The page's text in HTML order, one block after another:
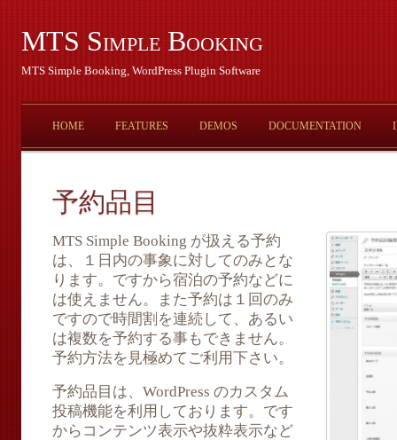
MTS Simple Booking
MTS Simple Booking, WordPress Plugin Software
HOME FEATURES DEMOS DOCUMENTATION
予約品目
MTS Simple Booking が扱える予約
は、１日内の事象に対してのみとな
ります。ですから宿泊の予約などに
は使えません。また予約は１回のみ
ですので時間割を連続して、あるい
は複数を予約する事もできません。
予約方法を見極めてご利用下さい。
予約品目は、WordPress のカスタム
投稿機能を利用しております。です
からコンテンツ表示や抜粋表示など